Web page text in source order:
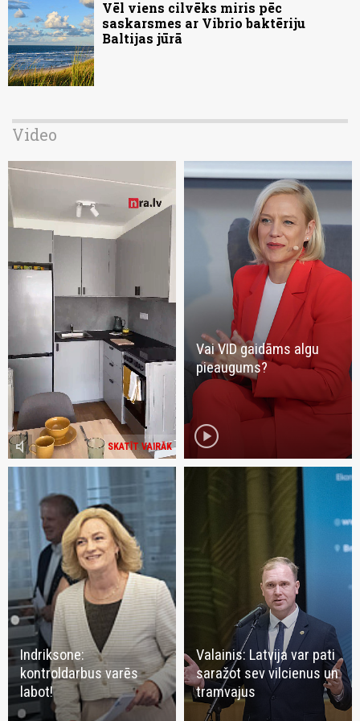
Vēl viens cilvēks miris pēc
saskarsmes ar Vibrio baktēriju
Baltijas jūrā
Video
SKATĪT VAIRĀK
volume_mute
Vai VID gaidāms algu
pieaugums?
play_circle
Indriksone:
kontroldarbus varēs
labot!
Valainis: Latvija var pati
saražot sev vilcienus un
tramvajus